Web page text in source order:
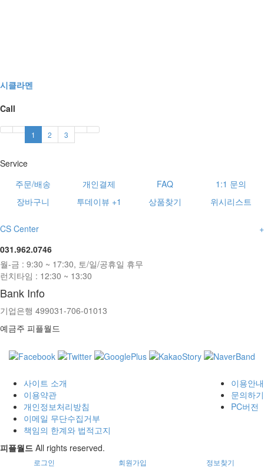
시클라멘
Call
1 2 3
Service
주문/배송
개인결제 FAQ
1:1 문의
장바구니
투데이뷰 +1 상품찾기 위시리스트
+
CS Center
031.962.0746
월-금 : 9:30 ~ 17:30, 토/일/공휴일 휴무
런치타임 : 12:30 ~ 13:30
Bank Info
기업은행 499031-706-01013
예금주 피플월드
사이트 소개
이용약관
개인정보처리방침
이메일 무단수집거부
책임의 한계와 법적고지
이용안내
문의하기
PC버전
피플월드 All rights reserved.
로그인 회원가입 정보찾기